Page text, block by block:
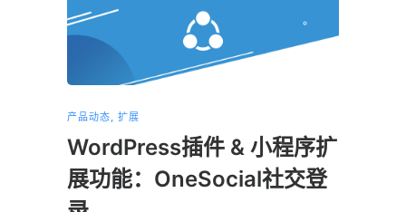
产品动态, 扩展
WordPress插件 & 小程序扩
展功能：OneSocial社交登